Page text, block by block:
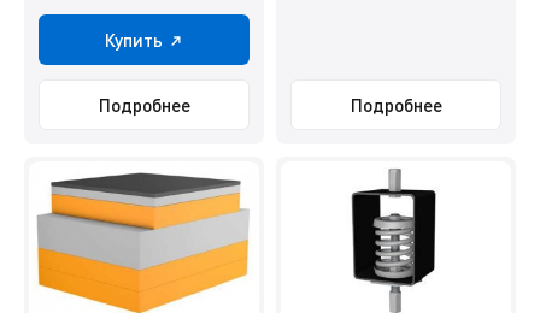
Купить
Подробнее Подробнее